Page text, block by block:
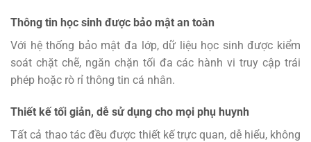
Thông tin học sinh được bảo mật an toàn
Với hệ thống bảo mật đa lớp, dữ liệu học sinh được kiểm
soát chặt chẽ, ngăn chặn tối đa các hành vi truy cập trái
phép hoặc rò rỉ thông tin cá nhân.
Thiết kế tối giản, dễ sử dụng cho mọi phụ huynh
Tất cả thao tác đều được thiết kế trực quan, dễ hiểu, không